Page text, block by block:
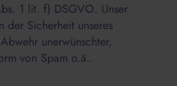
1 lit. f) DSGVO. Unser
der Sicherheit unseres
unerwünschter,
von Spam o.ä..